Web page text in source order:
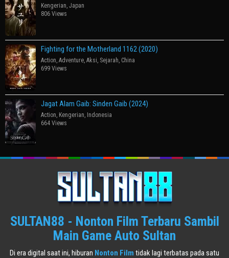
Kengerian, Japan
806 Views
Fighting for the Motherland 1162 (2020)
Action, Adventure, Aksi, Sejarah, China
699 Views
Jagat Alam Gaib: Sinden Gaib (2024)
Action, Kengerian, Indonesia
664 Views
SULTAN88 - Nonton Film Terbaru Sambil
Main Game Auto Sultan
Di era digital saat ini, hiburan Nonton Film tidak lagi terbatas pada satu